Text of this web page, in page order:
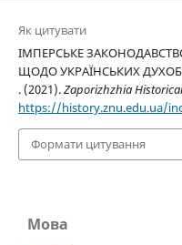
Як цитувати
ІМПЕРСЬКЕ
ЩОДО УКРАЇНСЬКИХ
. (2021).Zaporizhzhia
https://history.znu.edu.ua/
Формати цитування
Мова